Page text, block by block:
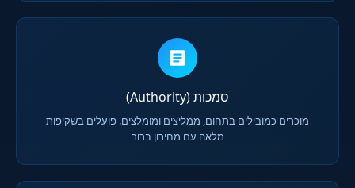
סמכות (Authority)
מוכרים כמובילים בתחום, ממליצים ומומלצים. פועלים בשקיפות
מלאה עם מחירון ברור